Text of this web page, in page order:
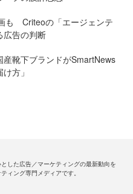
も Criteoの「エージェンテ
広告の判断
靴下ブランドがSmartNews
方」
した広告／マーケティングの最新動向を
ィング専門メディアです。